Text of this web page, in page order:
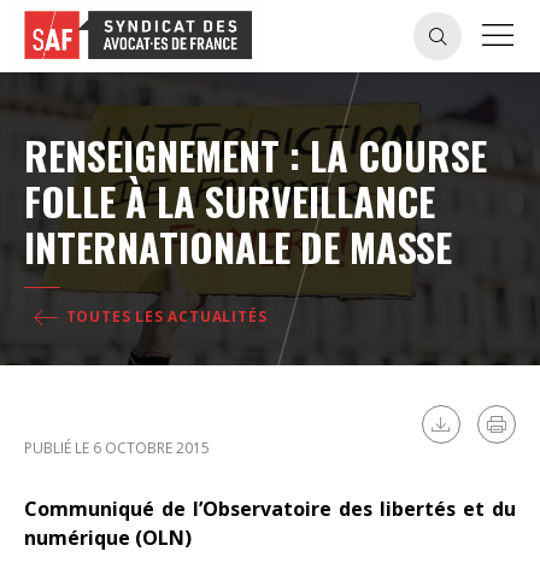
RENSEIGNEMENT : LA COURSE
FOLLE À LA SURVEILLANCE
INTERNATIONALE DE MASSE
TOUTES LES ACTUALITÉS
PUBLIÉ LE 6 OCTOBRE 2015
Communiqué de l’Observatoire des libertés et du
numérique (OLN)